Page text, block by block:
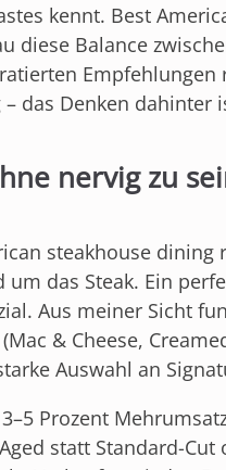
kennt. Best
diese Balance
Empfehlungen
das Denken dahinter
nervig zu
steakhouse dining
das Steak. Ein
Aus meiner Sicht
& Cheese,
Auswahl an
Prozent
statt Standard-